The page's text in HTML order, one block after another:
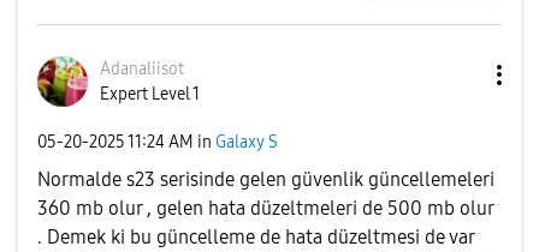
Adanaliisot
Expert Level 1
‎05-20-202511:24 AM in Galaxy S
Normalde s23 serisinde gelen güvenlik güncellemeleri
360 mb olur , gelen hata düzeltmeleri de 500 mb olur
. Demek ki bu güncelleme de hata düzeltmesi de var